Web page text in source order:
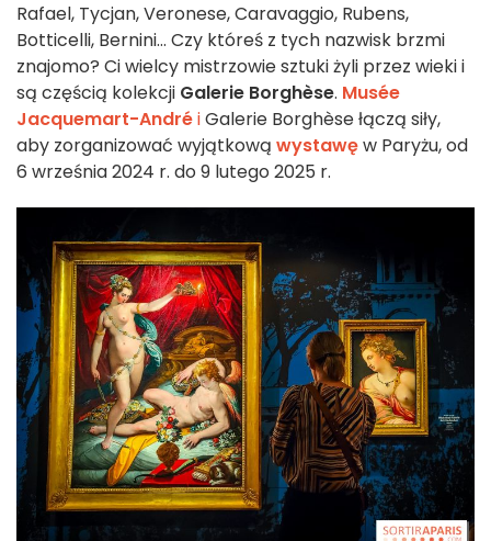
Rafael, Tycjan, Veronese, Caravaggio, Rubens,
Botticelli, Bernini... Czy któreś z tych nazwisk brzmi
znajomo? Ci wielcy mistrzowie sztuki żyli przez wieki i
są częścią kolekcji Galerie Borghèse. Musée
Jacquemart-AndréiGalerie Borghèse łączą siły,
aby zorganizować wyjątkową wystawęw Paryżu, od
6 września 2024 r. do 9 lutego 2025 r.